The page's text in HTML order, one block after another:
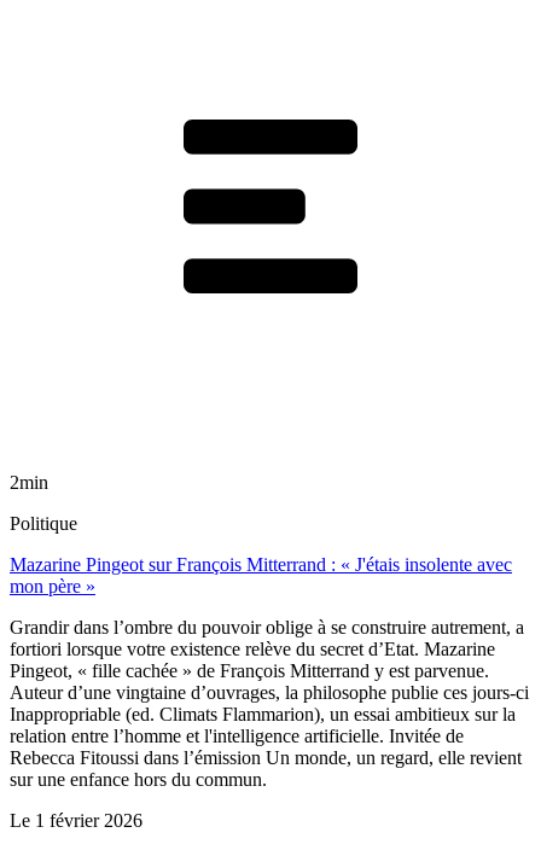
2min
Politique
Mazarine Pingeot sur François Mitterrand : « J'étais insolente avec
mon père »
Grandir dans l’ombre du pouvoir oblige à se construire autrement, a
fortiori lorsque votre existence relève du secret d’Etat. Mazarine
Pingeot, « fille cachée » de François Mitterrand y est parvenue.
Auteur d’une vingtaine d’ouvrages, la philosophe publie ces jours-ci
Inappropriable (ed. Climats Flammarion), un essai ambitieux sur la
relation entre l’homme et l'intelligence artificielle. Invitée de
Rebecca Fitoussi dans l’émission Un monde, un regard, elle revient
sur une enfance hors du commun.
Le 1 février 2026